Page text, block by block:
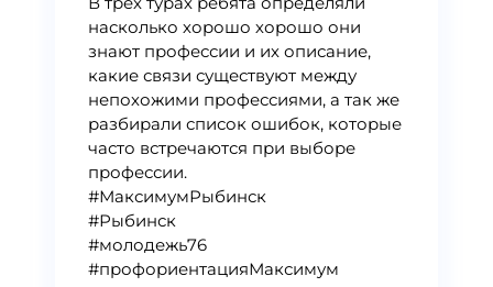
насколько хорошо хорошо они
знают профессии и их описание,
какие связи существуют между
непохожими профессиями, а так же
разбирали список ошибок, которые
часто встречаются при выборе
профессии.
#МаксимумРыбинск
#Рыбинск
#молодежь76
#профориентацияМаксимум